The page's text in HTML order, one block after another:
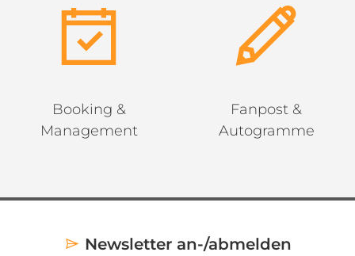
Booking &
Management
Fanpost &
Autogramme
Newsletter an-/abmelden